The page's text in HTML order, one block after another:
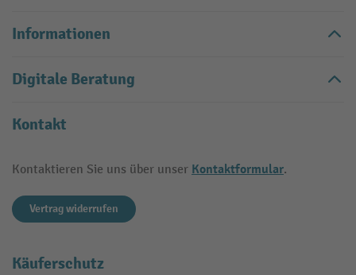
Informationen
Digitale Beratung
Kontakt
Kontaktieren Sie uns über unser Kontaktformular.
Vertrag widerrufen
Käuferschutz